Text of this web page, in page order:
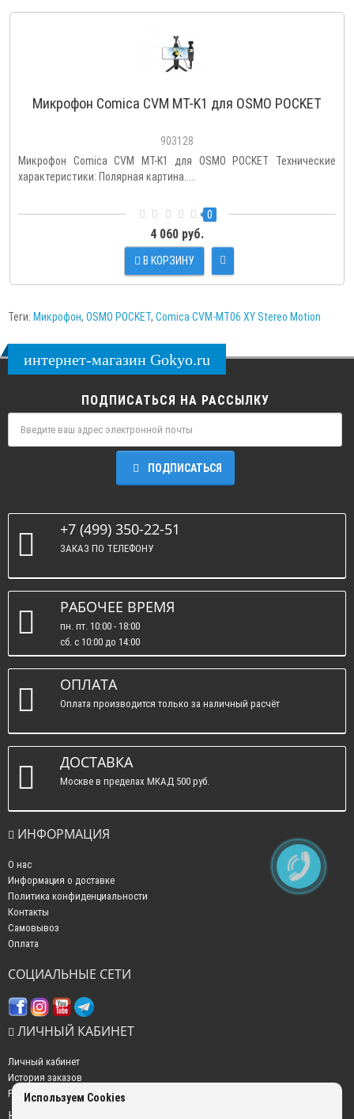
Микрофон Comica CVM MT-K1 для OSMO POCKET
903128
Микрофон Comica CVM MT-K1 для OSMO POCKET Технические
характеристики: Полярная картина.....
0
4 060 руб.
В КОРЗИНУ
Теги: Микрофон, OSMO POCKET, Comica CVM-MT06 XY Stereo Motion
интернет-магазин Gokyo.ru
ПОДПИСАТЬСЯ НА РАССЫЛКУ
ПОДПИСАТЬСЯ
+7 (499) 350-22-51
ЗАКАЗ ПО ТЕЛЕФОНУ
РАБОЧЕЕ ВРЕМЯ
пн. пт. 10:00 - 18:00
сб. c 10:00 до 14:00
вс. : выходные.
ОПЛАТА
Оплата производится только за наличный расчёт
ДОСТАВКА
Москве в пределах МКАД 500 руб.
ИНФОРМАЦИЯ
О нас
Информация о доставке
Политика конфиденциальности
Контакты
Самовывоз
Оплата
СОЦИАЛЬНЫЕ СЕТИ
ЛИЧНЫЙ КАБИНЕТ
Личный кабинет
История заказов
Рассылка новостей
Используем Cookies